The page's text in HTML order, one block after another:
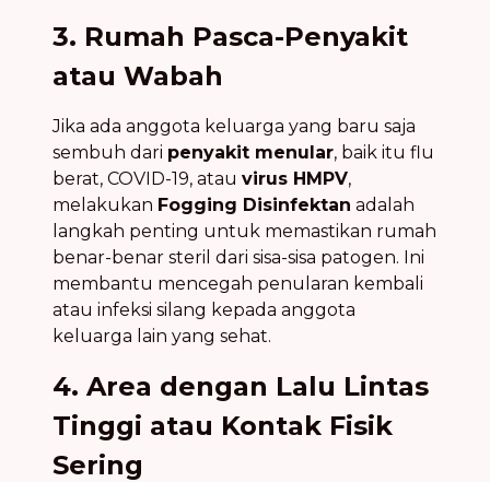
3. Rumah Pasca-Penyakit
atau Wabah
Jika ada anggota keluarga yang baru saja
sembuh dari penyakit menular, baik itu flu
berat, COVID-19, atau virus HMPV,
melakukan Fogging Disinfektan adalah
langkah penting untuk memastikan rumah
benar-benar steril dari sisa-sisa patogen. Ini
membantu mencegah penularan kembali
atau infeksi silang kepada anggota
keluarga lain yang sehat.
4. Area dengan Lalu Lintas
Tinggi atau Kontak Fisik
Sering